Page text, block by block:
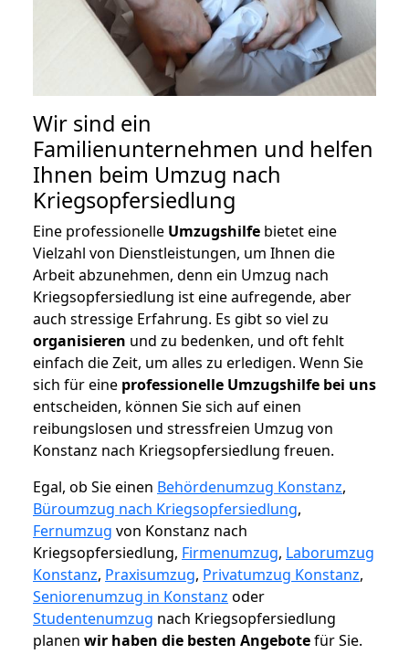
Wir sind ein
Familienunternehmen und helfen
Ihnen beim Umzug nach
Kriegsopfersiedlung
Eine professionelle Umzugshilfe bietet eine
Vielzahl von Dienstleistungen, um Ihnen die
Arbeit abzunehmen, denn ein Umzug nach
Kriegsopfersiedlung ist eine aufregende, aber
auch stressige Erfahrung. Es gibt so viel zu
organisieren und zu bedenken, und oft fehlt
einfach die Zeit, um alles zu erledigen. Wenn Sie
sich für eine professionelle Umzugshilfe bei uns
entscheiden, können Sie sich auf einen
reibungslosen und stressfreien Umzug von
Konstanz nach Kriegsopfersiedlung freuen.
Egal, ob Sie einen Behördenumzug Konstanz,
Büroumzug nach Kriegsopfersiedlung,
Fernumzug von Konstanz nach
Kriegsopfersiedlung, Firmenumzug, Laborumzug
Konstanz, Praxisumzug, Privatumzug Konstanz,
Seniorenumzug in Konstanz oder
Studentenumzug nach Kriegsopfersiedlung
planen wir haben die besten Angebotefür Sie.